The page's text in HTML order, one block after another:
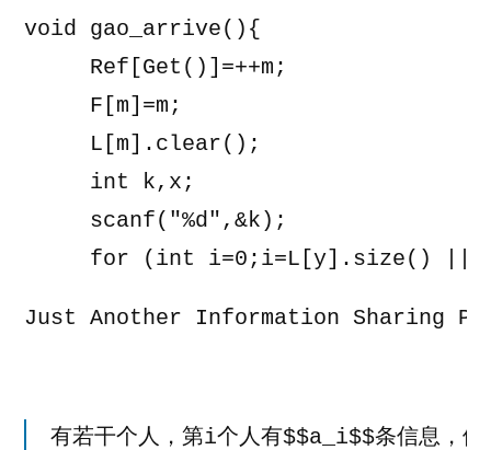
void gao_arrive(){
     Ref[Get()]=++m;
     F[m]=m;
     L[m].clear();
     int k,x;
     scanf("%d",&k);
     for (int i=0;i
=L[y].size() ||
Just Another Information Sharing
有若干个人，第i个人有$$a_i$$条信息，